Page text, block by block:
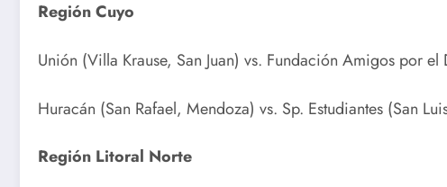
Región Cuyo
Unión (Villa Krause, San Juan) vs. Fundación Amigos por
Huracán (San Rafael, Mendoza) vs. Sp. Estudiantes (San
Región Litoral Norte